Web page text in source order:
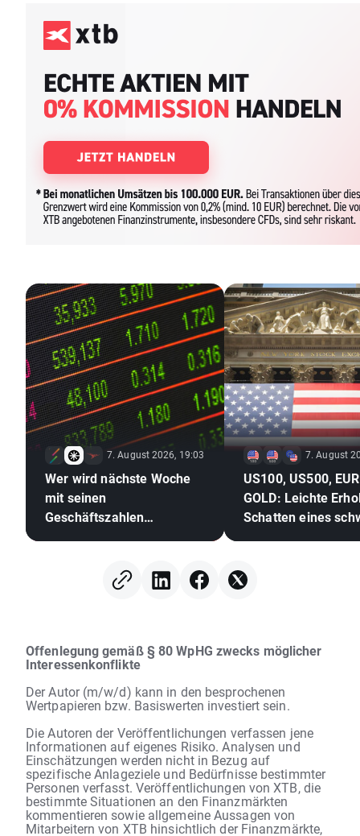
7. August 2026, 19:03
Wer wird nächste Woche
mit seinen
Geschäftszahlen
7. August
US100, US500,
GOLD: Leichte
Schatten eines
Offenlegung gemäß § 80 WpHG zwecks möglicher
Interessenkonflikte
Der Autor (m/w/d) kann in den besprochenen
Wertpapieren bzw. Basiswerten investiert sein.
Die Autoren der Veröffentlichungen verfassen jene
Informationen auf eigenes Risiko. Analysen und
Einschätzungen werden nicht in Bezug auf
spezifische Anlageziele und Bedürfnisse bestimmter
Personen verfasst. Veröffentlichungen von XTB, die
bestimmte Situationen an den Finanzmärkten
kommentieren sowie allgemeine Aussagen von
Mitarbeitern von XTB hinsichtlich der Finanzmärkte,